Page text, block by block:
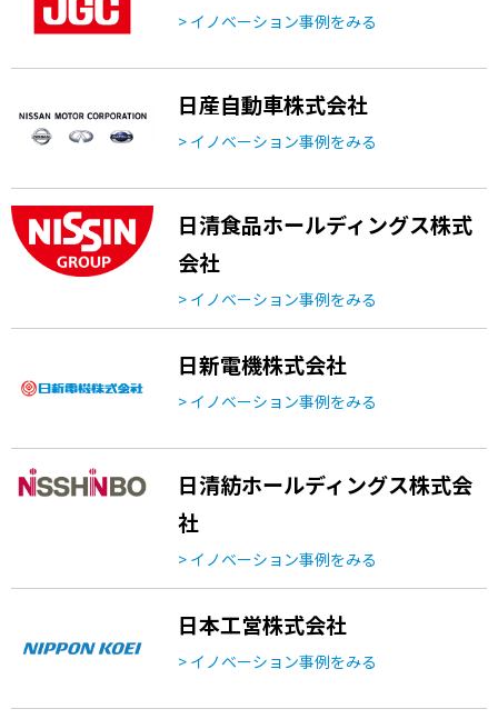
> イノベーション事例をみる
日産自動車株式会社
> イノベーション事例をみる
日清食品ホールディングス株式
会社
> イノベーション事例をみる
日新電機株式会社
> イノベーション事例をみる
日清紡ホールディングス株式会
社
> イノベーション事例をみる
日本工営株式会社
> イノベーション事例をみる